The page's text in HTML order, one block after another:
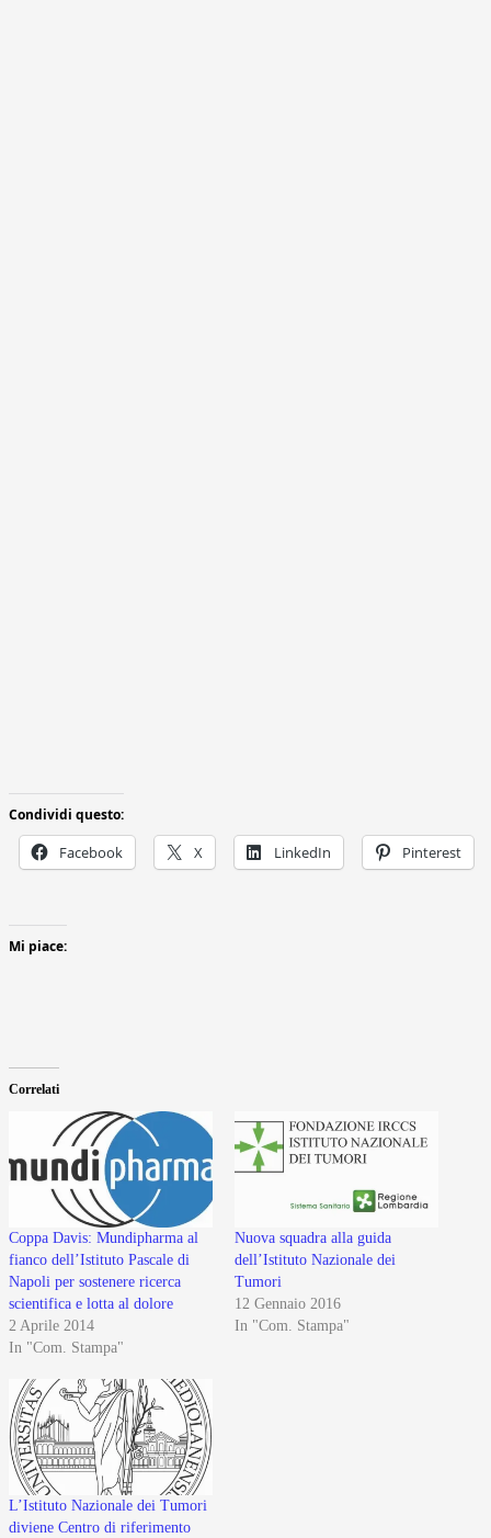
Condividi questo:
Facebook X LinkedIn Pinterest
Mi piace:
Correlati
Coppa Davis: Mundipharma al
fianco dell’Istituto Pascale di
Napoli per sostenere ricerca
scientifica e lotta al dolore
2 Aprile 2014
In "Com. Stampa"
Nuova squadra alla guida
dell’Istituto Nazionale dei
Tumori
12 Gennaio 2016
In "Com. Stampa"
L’Istituto Nazionale dei Tumori
diviene Centro di riferimento